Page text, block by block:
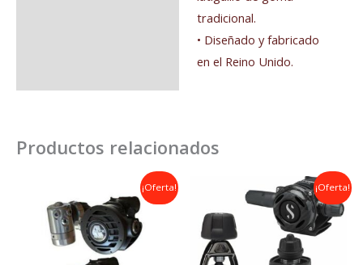
tradicional.
• Diseñado y fabricado
en el Reino Unido.
Productos relacionados
¡Oferta!
original
era:
396,00€.
precio
actual
es:
375,00€.
¡Oferta!
precio
original
999,00€.
El
precio
actual
es:
960,00€.